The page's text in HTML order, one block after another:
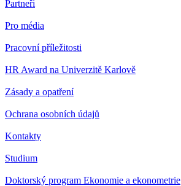
Partneři
Pro média
Pracovní příležitosti
HR Award na Univerzitě Karlově
Zásady a opatření
Ochrana osobních údajů
Kontakty
Studium
Doktorský program Ekonomie a ekonometrie